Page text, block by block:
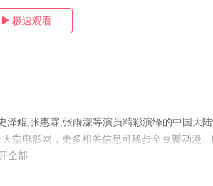
 极速观看
鲲,张惠霖,张雨濛等演员精彩演绎的中国大
堂电影网，更多相关信息可移步至豆瓣动漫
全部